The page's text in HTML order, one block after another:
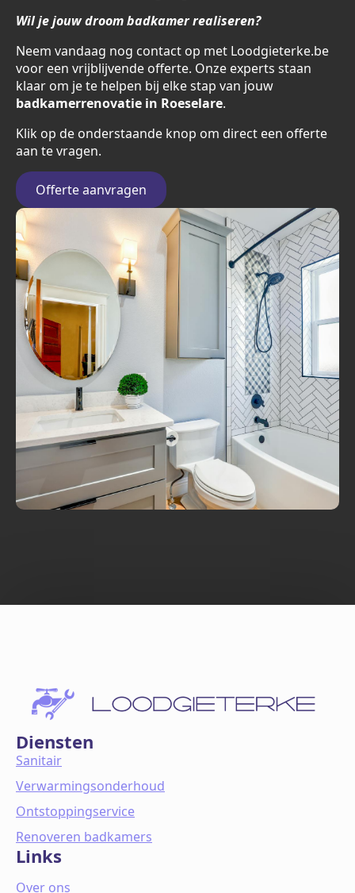
Wil je jouw droom badkamer realiseren?
Neem vandaag nog contact op met Loodgieterke.be
voor een vrijblijvende offerte. Onze experts staan
klaar om je te helpen bij elke stap van jouw
badkamerrenovatie in Roeselare.
Klik op de onderstaande knop om direct een offerte
aan te vragen.
Offerte aanvragen
Diensten
Sanitair
Verwarmingsonderhoud
Ontstoppingservice
Renoveren badkamers
Links
Over ons